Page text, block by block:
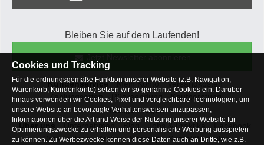
Bleiben Sie auf dem Laufenden!
Kundenservice Mein Konto
Versandkosten
Zahlungsarten
Rücksendung
Kaufberatung
Häufige Fragen
Über uns
Unternehmen Blog Jobs & Praktika
Facebook
Osterfeldsee
Archiv Sitemap Kontaktformular
Cookies und Tracking
Für die ordnungsgemäße Funktion unserer Website (z.B. Navigation,
Warenkorb, Kundenkonto) setzen wir so genannte Cookies ein. Darüber
hinaus verwenden wir Cookies, Pixel und vergleichbare Technologien, um
unsere Website an bevorzugte Verhaltensweisen anzupassen,
Informationen über die Art und Weise der Nutzung unserer Website für
Optimierungszwecke zu erhalten und personalisierte Werbung ausspielen
zu können. Zu Werbezwecke können diese Daten auch an Dritte, wie z.B.